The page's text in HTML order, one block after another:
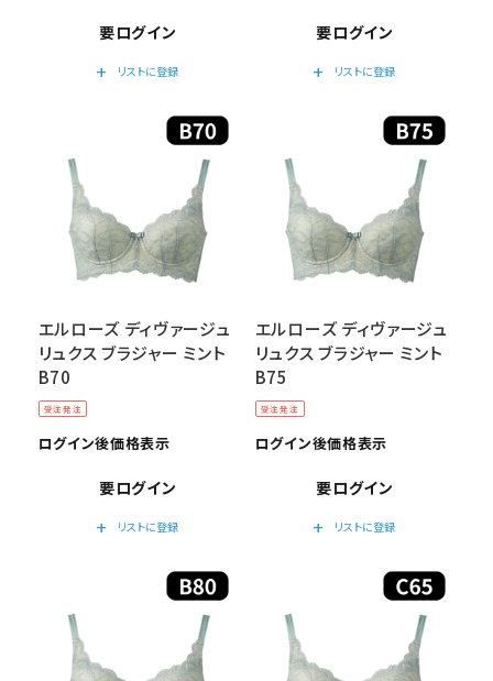
要ログイン
add
リストに登録
要ログイン
add
リストに登録
受注発注
エルローズ ディヴァージュ
リュクス ブラジャー ミント
B70
ログイン後価格表示
要ログイン
add
リストに登録
受注発注
エルローズ ディヴァージュ
リュクス ブラジャー ミント
B75
ログイン後価格表示
要ログイン
add
リストに登録